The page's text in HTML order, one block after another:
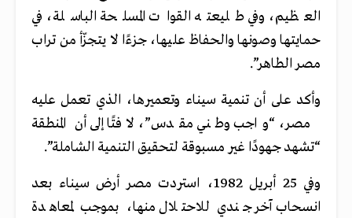
العظيم، وفي طليعته القوات المسلحة الباسلة، في
حمايتها وصونها والحفاظ عليها، جزءًا لا يتجزّأ من تراب
مصر الطاهر”.
وأكد على أن تنمية سيناء وتعميرها، الذي تعمل عليه
مصر، “واجب وطني مقدس”، لافتًا إلى أن المنطقة
“تشهد جهودًا غير مسبوقة لتحقيق التنمية الشاملة”.
وفي 25 أبريل 1982، استردت مصر أرض سيناء بعد
انسحاب آخر جندي للاحتلال منها، بموجب لمعاهدة